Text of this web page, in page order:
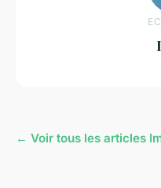
← Voir tous les articles